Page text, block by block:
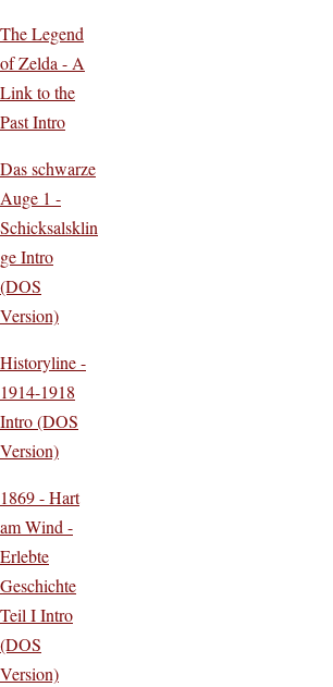
The Legend
of Zelda - A
Link to the
Past Intro
Das schwarze
Auge 1 -
Schicksalsklin
ge Intro
(DOS
Version)
Historyline -
1914-1918
Intro (DOS
Version)
1869 - Hart
am Wind -
Erlebte
Geschichte
Teil I Intro
(DOS
Version)